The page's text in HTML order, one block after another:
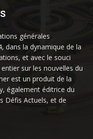
générales
dans la dynamique de la
et avec le souci
sur les nouvelles du
est un produit de la
également éditrice du
Défis Actuels, et de